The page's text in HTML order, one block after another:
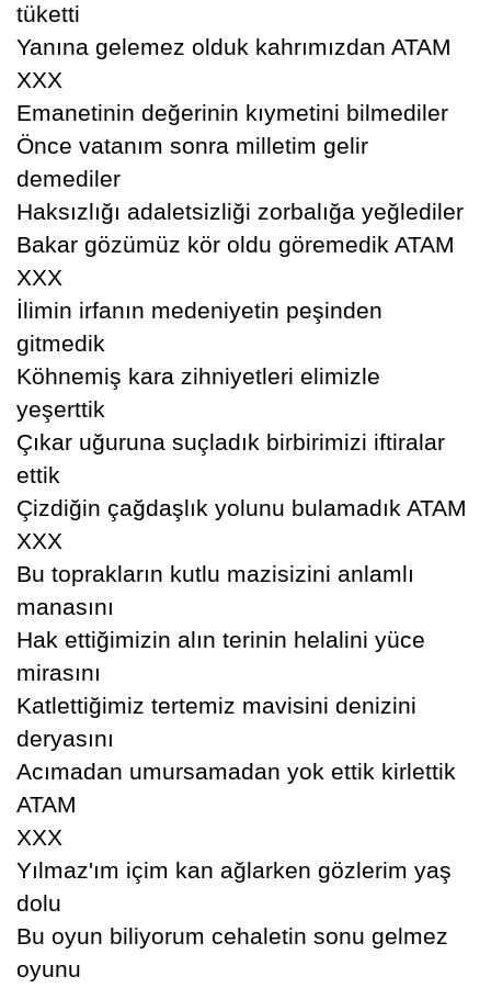
tüketti
Yanına gelemez olduk kahrımızdan ATAM
XXX
Emanetinin değerinin kıymetini bilmediler
Önce vatanım sonra milletim gelir
demediler
Haksızlığı adaletsizliği zorbalığa yeğlediler
Bakar gözümüz kör oldu göremedik ATAM
XXX
İlimin irfanın medeniyetin peşinden
gitmedik
Köhnemiş kara zihniyetleri elimizle
yeşerttik
Çıkar uğuruna suçladık birbirimizi iftiralar
ettik
Çizdiğin çağdaşlık yolunu bulamadık ATAM
XXX
Bu toprakların kutlu mazisizini anlamlı
manasını
Hak ettiğimizin alın terinin helalini yüce
mirasını
Katlettiğimiz tertemiz mavisini denizini
deryasını
Acımadan umursamadan yok ettik kirlettik
ATAM
XXX
Yılmaz'ım içim kan ağlarken gözlerim yaş
dolu
Bu oyun biliyorum cehaletin sonu gelmez
oyunu